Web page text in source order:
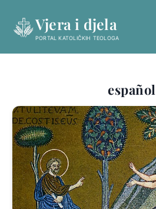
content
Vjera i djela
PORTAL KATOLIČKIH TEOLOGA
español